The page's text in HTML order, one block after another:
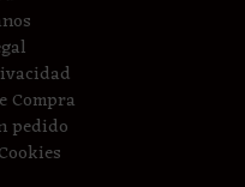
Compra
pedido